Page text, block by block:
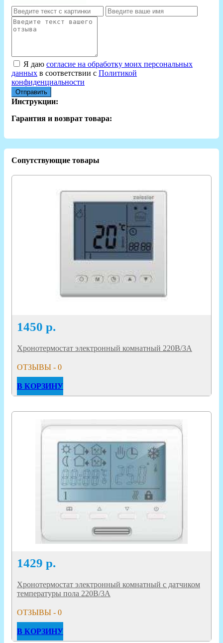
Я даю согласие на обработку моих персональных
данных в соответствии с Политикой
конфиденциальности
Отправить
Инструкции:
Гарантия и возврат товара:
Сопутствующие товары
1450 р.
Хронотермостат электронный комнатный 220В/3А
ОТЗЫВЫ - 0
В КОРЗИНУ
1429 р.
Хронотермостат электронный комнатный с датчиком
температуры пола 220В/3А
ОТЗЫВЫ - 0
В КОРЗИНУ